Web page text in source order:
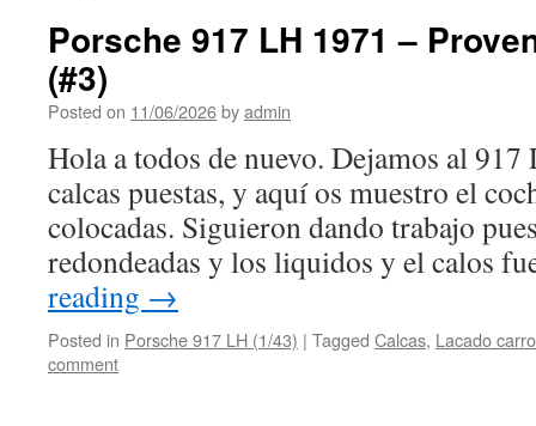
Porsche 917 LH 1971 –
(#3)
Posted on 11/06/2026byadmin
Hola a todos de nuevo. Dejamos al
calcas puestas, y aquí os muestro el
colocadas. Siguieron dando trabajo
redondeadas y los liquidos y el calos
reading →
Posted in Porsche 917 LH (1/43) | Tagged Calcas, Lacado
comment